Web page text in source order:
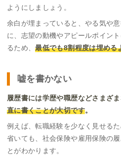
ようにしましょう。
余白が埋まっていると、やる気や
に、志望の動機やアピールポイン
るため、最低でも8割程度は埋める
嘘を書かない
履歴書には学歴や職歴などさまざ
直に書くことが大切です。
例えば、転職経験を少なく見せる
省いても、社会保険や雇用保険の
とがわかります。